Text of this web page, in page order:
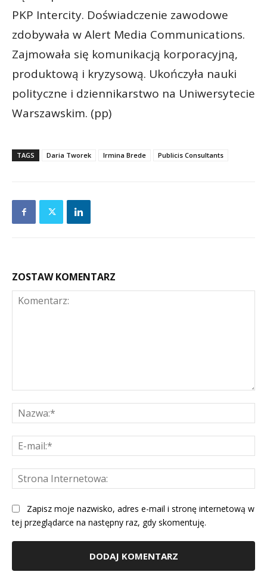
PKP Intercity. Doświadczenie zawodowe
zdobywała w Alert Media Communications.
Zajmowała się komunikacją korporacyjną,
produktową i kryzysową. Ukończyła nauki
polityczne i dziennikarstwo na Uniwersytecie
Warszawskim. (pp)
TAGS Daria Tworek Irmina Brede Publicis Consultants
ZOSTAW KOMENTARZ
Zapisz moje nazwisko, adres e-mail i stronę internetową w
tej przeglądarce na następny raz, gdy skomentuję.